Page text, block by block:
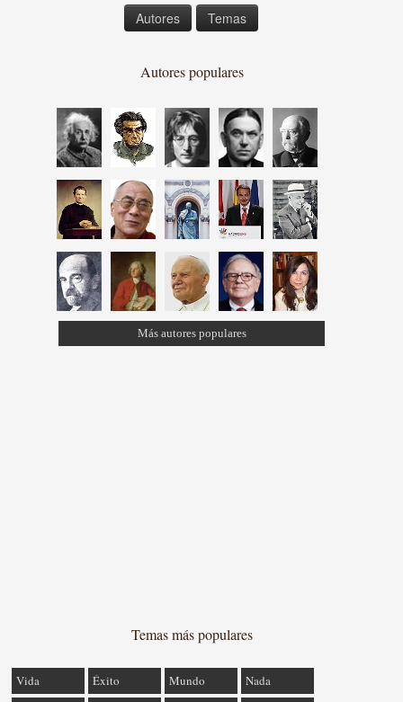
Autores Temas
Autores populares
Más autores populares
Temas más populares
Vida Éxito Mundo Nada